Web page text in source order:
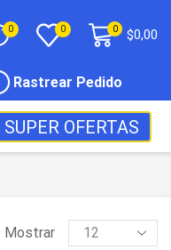
0 0 0 $0,00
Rastrear Pedido
SUPER OFERTAS
Mostrar